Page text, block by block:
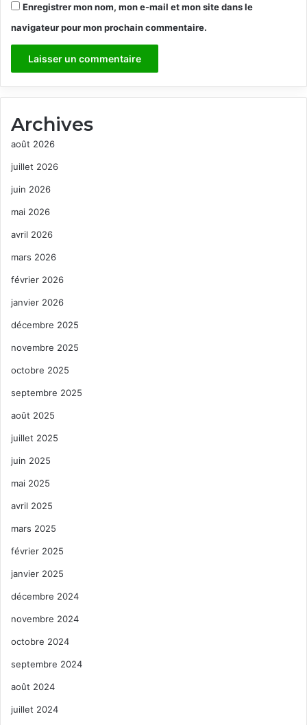
Enregistrer mon nom, mon e-mail et mon site dans le
navigateur pour mon prochain commentaire.
Archives
août 2026
juillet 2026
juin 2026
mai 2026
avril 2026
mars 2026
février 2026
janvier 2026
décembre 2025
novembre 2025
octobre 2025
septembre 2025
août 2025
juillet 2025
juin 2025
mai 2025
avril 2025
mars 2025
février 2025
janvier 2025
décembre 2024
novembre 2024
octobre 2024
septembre 2024
août 2024
juillet 2024